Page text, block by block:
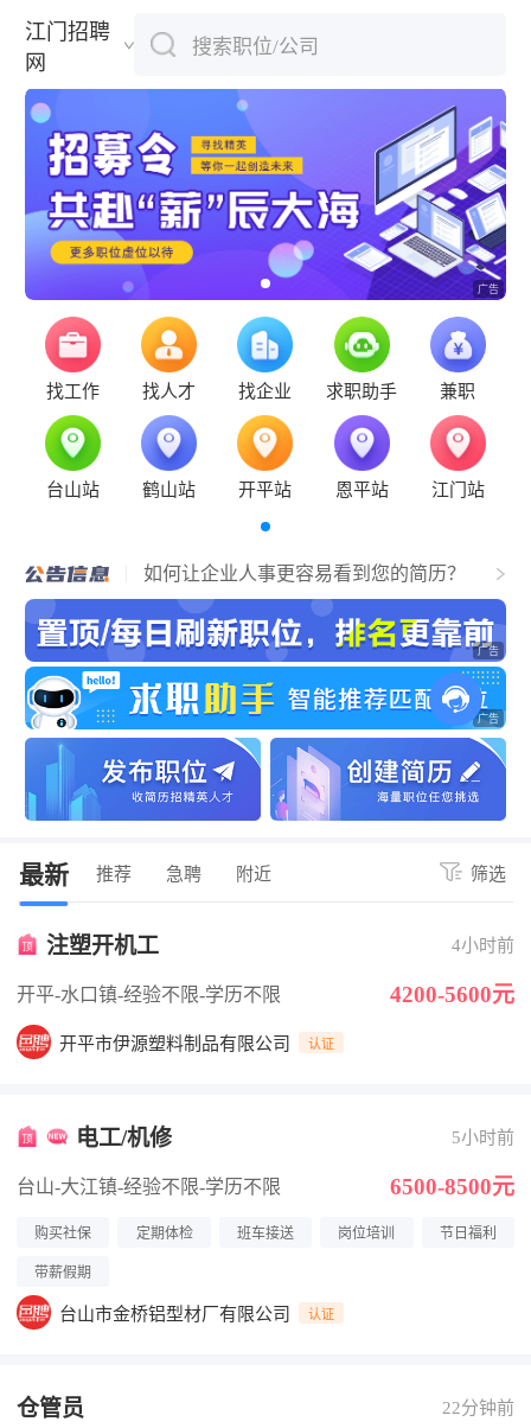
江门招聘
网
搜索职位/公司
下拉刷新
找工作 找人才 找企业 求职助手 兼职
台山站 鹤山站 开平站 恩平站 江门站
江门好工作！
如何让企业人事更容易看到您的简历？
关于招聘企业上传营业执照公告
最新 推荐 急聘 附近 筛选
注塑开机工 4小时前
开平-水口镇-经验不限-学历不限 4200-5600元
开平市伊源塑料制品有限公司 认证
电工/机修 5小时前
台山-大江镇-经验不限-学历不限 6500-8500元
购买社保 定期体检 班车接送 岗位培训 节日福利
带薪假期
台山市金桥铝型材厂有限公司 认证
仓管员 22分钟前